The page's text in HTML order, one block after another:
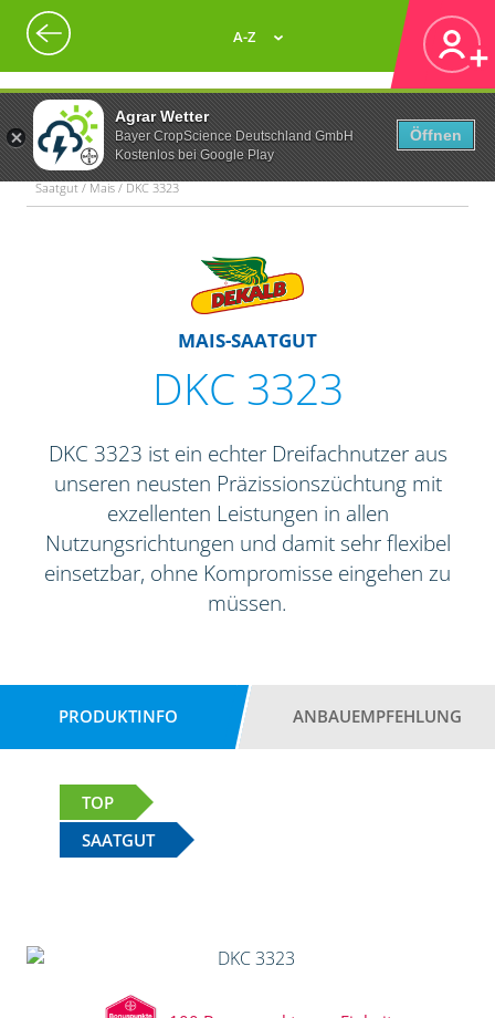
Agrar Wetter
Bayer CropScience Deutschland GmbH
Kostenlos bei Google Play
Öffnen
A-Z
Saatgut / Mais / DKC 3323
MAIS-SAATGUT
DKC 3323
DKC 3323 ist ein echter Dreifachnutzer aus
unseren neusten Präzissionszüchtung mit
exzellenten Leistungen in allen
Nutzungsrichtungen und damit sehr flexibel
einsetzbar, ohne Kompromisse eingehen zu
müssen.
PRODUKTINFO ANBAUEMPFEHLUNG
TOP
SAATGUT